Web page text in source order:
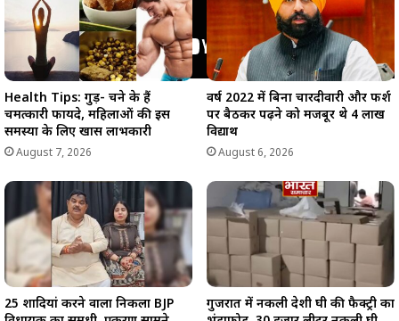
Health Tips: गुड़- चने के हैं
चमत्कारी फायदे, महिलाओं की इस
समस्या के लिए खास लाभकारी
August 7, 2026
वर्ष 2022 में बिना चारदीवारी और फर्श
पर बैठकर पढ़ने को मजबूर थे 4 लाख
विद्यार्थी
August 6, 2026
25 शादियां करने वाला निकला BJP
गुजरात में नकली देशी घी की फैक्ट्री का